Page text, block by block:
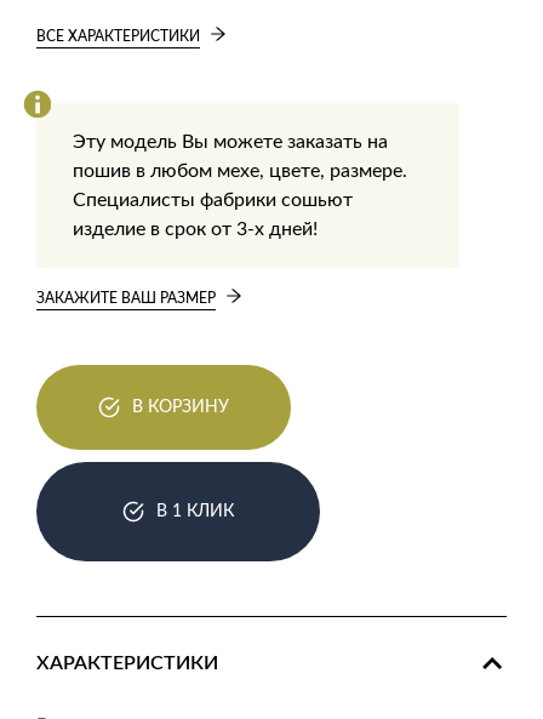
ВСЕ ХАРАКТЕРИСТИКИ
Эту модель Вы можете заказать на
пошив в любом мехе, цвете, размере.
Специалисты фабрики сошьют
изделие в срок от 3-х дней!
ЗАКАЖИТЕ ВАШ РАЗМЕР
В КОРЗИНУ
В 1 КЛИК
ХАРАКТЕРИСТИКИ